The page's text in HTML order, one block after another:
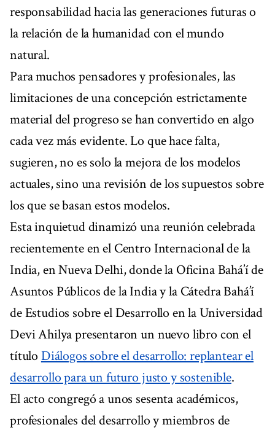
responsabilidad hacia las generaciones futuras o
la relación de la humanidad con el mundo
natural.
Para muchos pensadores y profesionales, las
limitaciones de una concepción estrictamente
material del progreso se han convertido en algo
cada vez más evidente. Lo que hace falta,
sugieren, no es solo la mejora de los modelos
actuales, sino una revisión de los supuestos sobre
los que se basan estos modelos.
Esta inquietud dinamizó una reunión celebrada
recientemente en el Centro Internacional de la
India, en Nueva Delhi, donde la Oficina Bahá’í de
Asuntos Públicos de la India y la Cátedra Bahá’í
de Estudios sobre el Desarrollo en la Universidad
Devi Ahilya presentaron un nuevo libro con el
títuloDiálogos sobre el desarrollo: replantear el
desarrollo para un futuro justo y sostenible.
El acto congregó a unos sesenta académicos,
profesionales del desarrollo y miembros de